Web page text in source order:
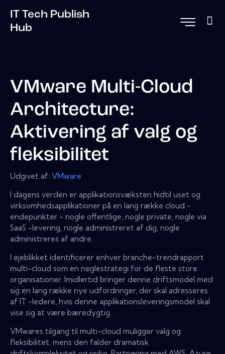
IT Tech Publish
Hub
VMware Multi-Cloud
Architecture:
Aktivering af valg og
fleksibilitet
Udgivet af: VMware
I dagens verden er applikationsvæksten hidtil uset og
virksomhedsapplikationer på en lang række cloud -
endepunkter - nogle offentlige, nogle private, nogle via
SaaS -levering, nogle administreret af dig, nogle
administreres af andre.
I øjeblikket identificerer enhver branche-trendrapport
multi-cloud som en nøglestrategi for de fleste store
organisationer. Imidlertid bringer denne driftsmodel med
sig en lang række nye udfordringer, der skal adresseres
af IT -ledere, hvis denne applikationsleveringsmodel skal
vise sig at være bæredygtig.
VMwares tilgang til multi-cloud muliggør valg og
fleksibilitet, mens den falder dramatisk